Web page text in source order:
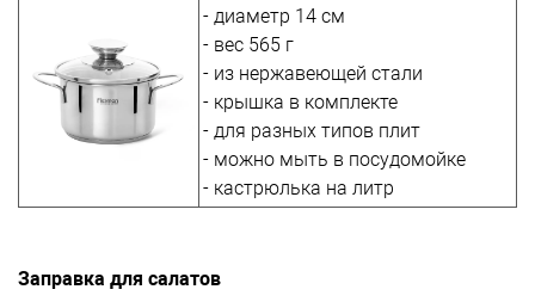
- диаметр 14 см
- вес 565 г
- из нержавеющей стали
- крышка в комплекте
- для разных типов плит
- можно мыть в посудомойке
- кастрюлька на литр
Заправка для салатов